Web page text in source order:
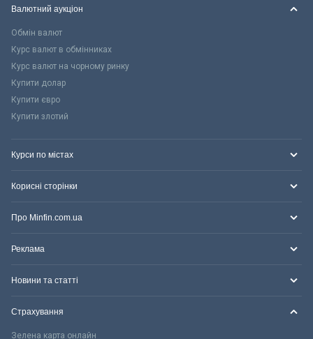
Валютний аукціон
Обмін валют
Курс валют в обмінниках
Курс валют на чорному ринку
Купити долар
Купити євро
Купити злотий
Курси по містах
Корисні сторінки
Про Minfin.com.ua
Реклама
Новини та статті
Страхування
Зелена карта онлайн